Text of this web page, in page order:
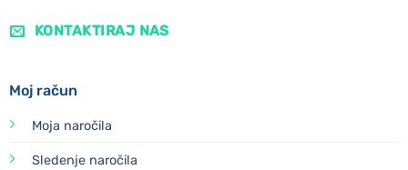
KONTAKTIRAJ NAS
Moj račun
Moja naročila
Sledenje naročila